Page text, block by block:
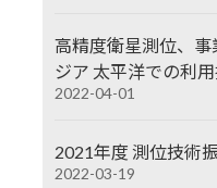
高精度衛星測位、
ジア 太平洋での利用
2022-04-01
2021年度 測位技術
2022-03-19